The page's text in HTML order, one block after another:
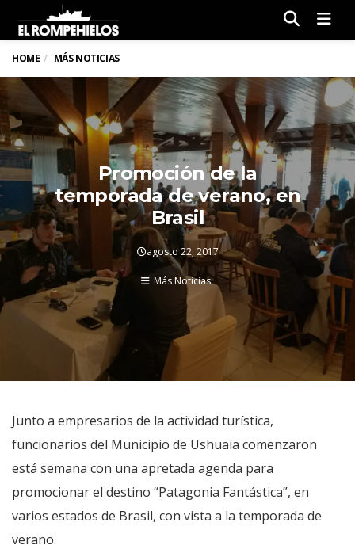
HOME MÁS NOTICIAS
Promoción de la
temporada de verano, en
Brasil
agosto 22, 2017
Más Noticias
Junto a empresarios de la actividad turística,
funcionarios del Municipio de Ushuaia comenzaron
está semana con una apretada agenda para
promocionar el destino “Patagonia Fantástica”, en
varios estados de Brasil, con vista a la temporada de
verano.